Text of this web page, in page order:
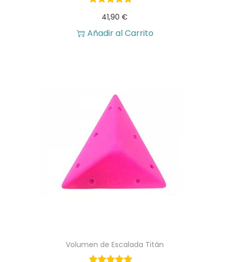
41,90€
Añadir al Carrito
Volumen de Escalada Titán